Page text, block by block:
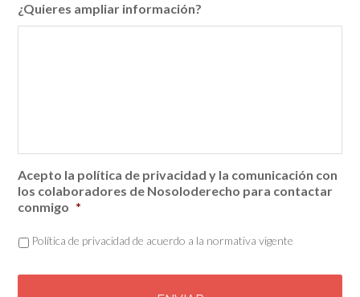
¿Quieres ampliar información?
Acepto la política de privacidad y la comunicación con
los colaboradores de Nosoloderecho para contactar
conmigo *
Política de privacidad de acuerdo a la normativa vigente